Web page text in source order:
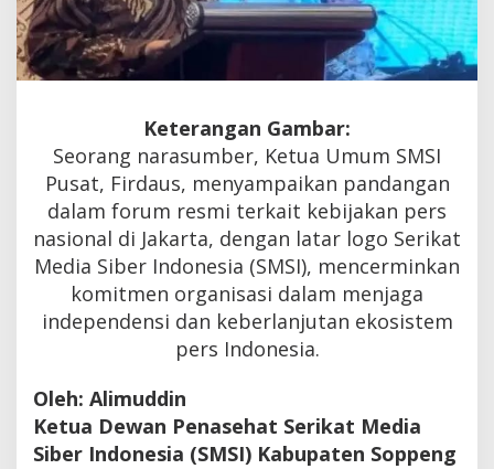
Keterangan Gambar:
Seorang narasumber, Ketua Umum SMSI
Pusat, Firdaus, menyampaikan pandangan
dalam forum resmi terkait kebijakan pers
nasional di Jakarta, dengan latar logo Serikat
Media Siber Indonesia (SMSI), mencerminkan
komitmen organisasi dalam menjaga
independensi dan keberlanjutan ekosistem
pers Indonesia.
Oleh: Alimuddin
Ketua Dewan Penasehat Serikat Media
Siber Indonesia (SMSI) Kabupaten Soppeng